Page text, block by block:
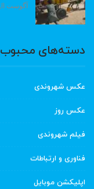
آگوست 8, 2026
دسته‌های محبوب
عکس شهروندی
عکس روز
فیلم شهروندی
فناوری و ارتباطات
اپلیکشن موبایل